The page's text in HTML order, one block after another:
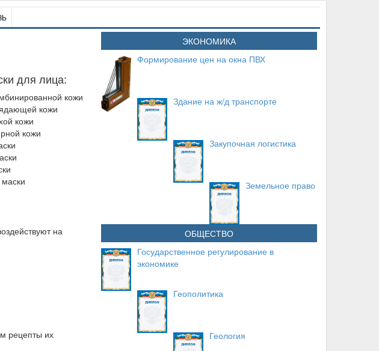
для лица:
кожи
кожи
кожи
кожи
на
рецепты их
ЭКОНОМИКА
Формирование цен на окна ПВХ
Здание на ж/д транспорте
Закупочная логистика
Земельное право
ОБЩЕСТВО
Государственное регулирование в
экономике
Геополитика
Геология